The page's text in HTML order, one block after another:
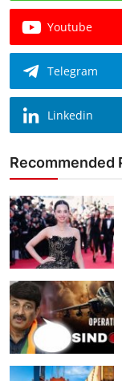
Youtube
Telegram
Linkedin
Recommended